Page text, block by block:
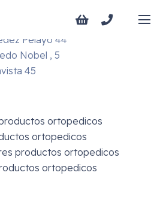
28003
Pelayo 44
Nobel , 5
45
ortopedicos
ortopedicos
productos ortopedicos
ortopedicos